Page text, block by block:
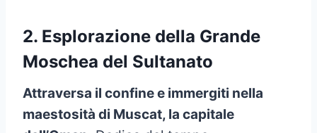
2. Esplorazione della Grande
Moschea del Sultanato
Attraversa il confine e immergiti nella
maestosità di Muscat, la capitale